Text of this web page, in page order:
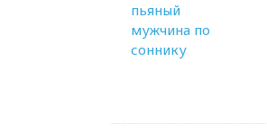
пьяный
мужчина по
соннику